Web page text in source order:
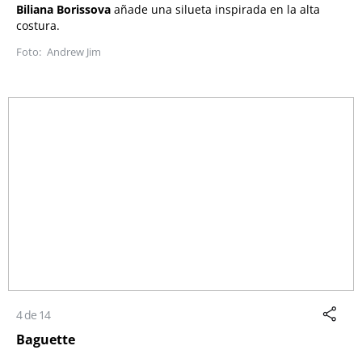
Biliana Borissova añade una silueta inspirada en la alta
costura.
Andrew Jim
4 de 14
Baguette